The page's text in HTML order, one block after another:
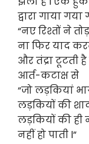
द्वारा गाया
“नए रिश्तों ने
ना फिर याद
और तंद्रा टूटती
आर्त-कटाक्ष से
“जो लड़कियां
लड़कियों की
लड़कियों की ही
नहीं हो पाती l”